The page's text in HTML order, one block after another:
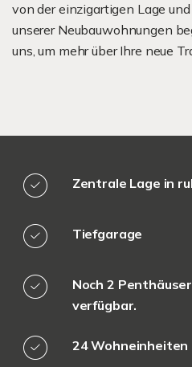
von der einzigartigen Lage
unserer Neubauwohnungen
uns, um mehr über Ihre neue
Zentrale Lage in
Tiefgarage
Noch 2
verfügbar.
24 Wohneinheiten